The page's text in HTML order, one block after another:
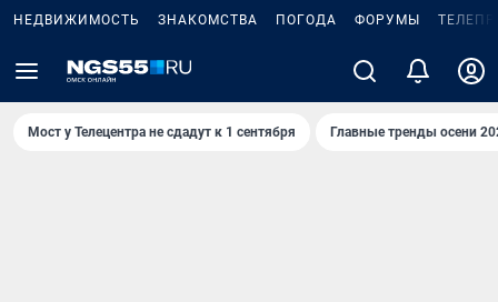
НЕДВИЖИМОСТЬ ЗНАКОМСТВА ПОГОДА ФОРУМЫ
Мост у Телецентра не сдадут к 1 сентября Главные тренды осени